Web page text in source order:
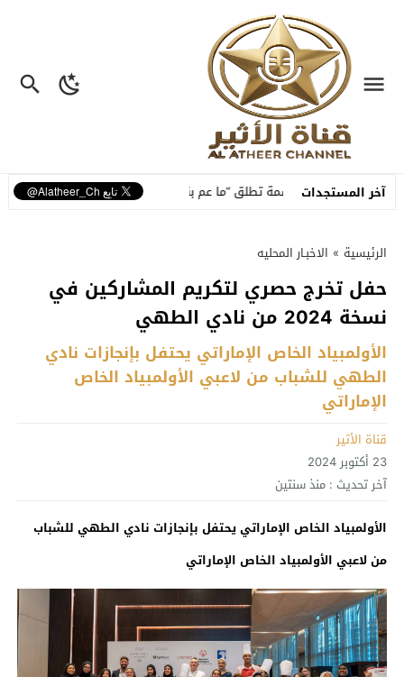
آخر المستجدات
نسمة تطلق “ما عم بنساك”.. أغنية مصوّرة تحوّل وجع الفراق إلى رسالة
الرئيسية » الاخبـار المحليه
حفل تخرج حصري لتكريم المشاركين في
نسخة 2024 من نادي الطهي
الأولمبياد الخاص الإماراتي يحتفل بإنجازات نادي
الطهي للشباب من لاعبي الأولمبياد الخاص
الإماراتي
قناة الأثير
23 أكتوبر 2024
آخر تحديث : منذ سنتين
الأولمبياد الخاص الإماراتي يحتفل بإنجازات نادي الطهي للشباب
من لاعبي الأولمبياد الخاص الإماراتي